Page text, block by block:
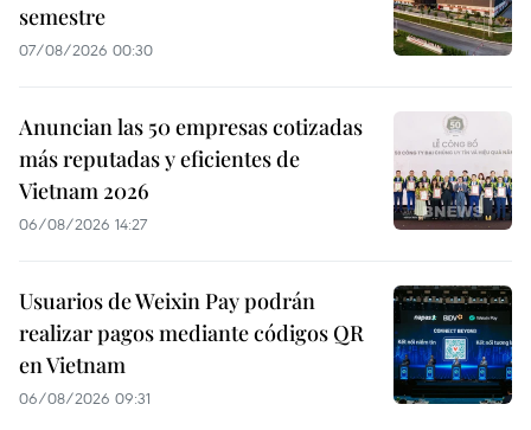
semestre
07/08/2026 00:30
Anuncian las 50 empresas cotizadas
más reputadas y eficientes de
Vietnam 2026
06/08/2026 14:27
Usuarios de Weixin Pay podrán
realizar pagos mediante códigos QR
en Vietnam
06/08/2026 09:31